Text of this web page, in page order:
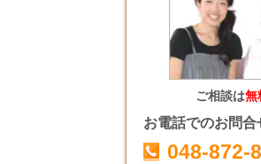
ご相談は無
お電話でのお問合
048-872-